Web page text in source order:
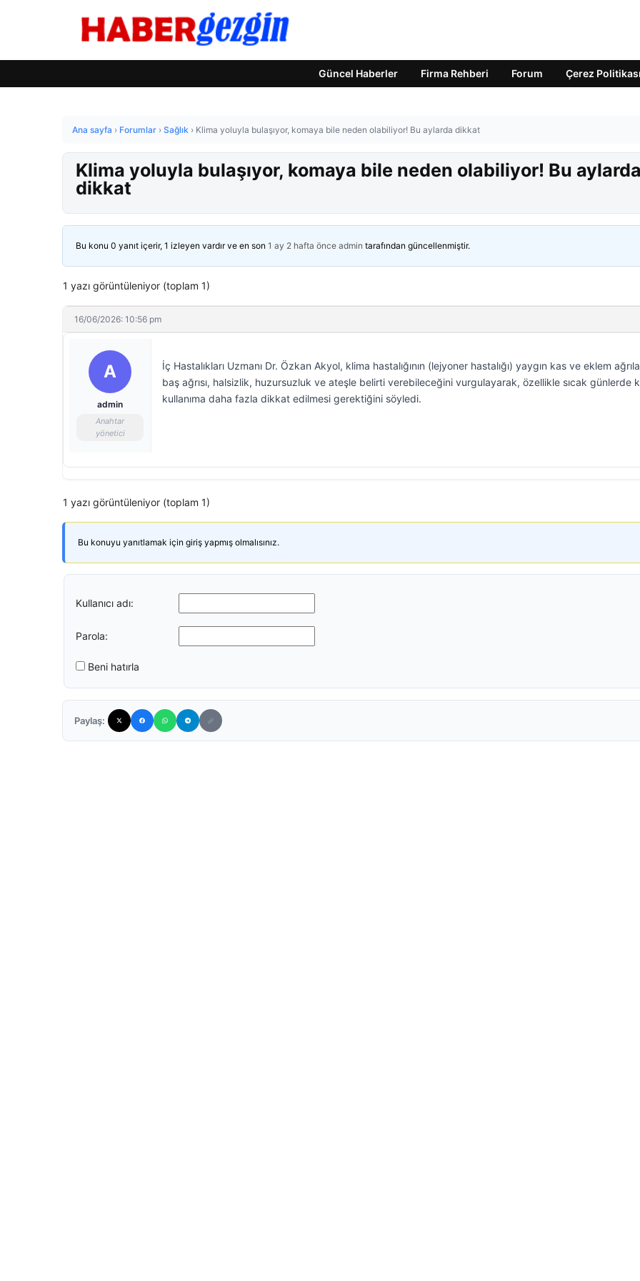
Güncel Haberler Firma Rehberi Forum Çerez Politikası
Ana sayfa › Forumlar › Sağlık › Klima yoluyla bulaşıyor, komaya bile neden olabiliyor! Bu aylarda dikkat
Klima yoluyla bulaşıyor, komaya bile neden olabiliyor! Bu aylarda
dikkat
Bu konu 0 yanıt içerir, 1 izleyen vardır ve en son 1 ay 2 hafta önce admin tarafından güncellenmiştir.
1 yazı görüntüleniyor (toplam 1)
16/06/2026: 10:56 pm
A
admin
Anahtar
yönetici
İç Hastalıkları Uzmanı Dr. Özkan Akyol, klima hastalığının (lejyoner hastalığı) yaygın kas ve eklem
baş ağrısı, halsizlik, huzursuzluk ve ateşle belirti verebileceğini vurgulayarak, özellikle sıcak günlerde
kullanıma daha fazla dikkat edilmesi gerektiğini söyledi.
1 yazı görüntüleniyor (toplam 1)
Bu konuyu yanıtlamak için giriş yapmış olmalısınız.
Kullanıcı adı:
Parola:
Beni hatırla
Paylaş: